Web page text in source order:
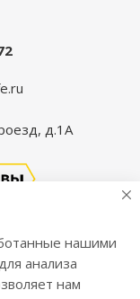
д.1А
магазин
Практик.
нашими
анализа
нам